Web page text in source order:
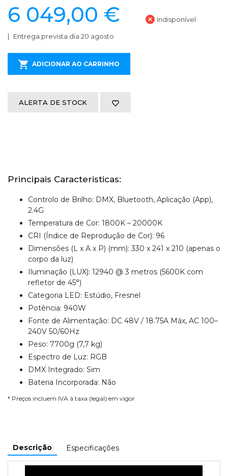
6 049,00 € Indisponível
Entrega prevista dia 20 agosto
ADICIONAR AO CARRINHO
ALERTA DE STOCK
Principais Caracteristicas:
Controlo de Brilho: DMX, Bluetooth, Aplicação (App),
2.4G
Temperatura de Cor: 1800K – 20000K
CRI (Índice de Reprodução de Cor): 96
Dimensões (L x A x P) (mm): 330 x 241 x 210 (apenas o
corpo da luz)
Iluminação (LUX): 12940 @ 3 metros (5600K com
refletor de 45°)
Categoria LED: Estúdio, Fresnel
Potência: 940W
Fonte de Alimentação: DC 48V / 18.75A Máx, AC 100–
240V 50/60Hz
Peso: 7700g (7,7 kg)
Espectro de Luz: RGB
DMX Integrado: Sim
Bateria Incorporada: Não
* Preços incluem IVA à taxa (legal) em vigor
Descrição Especificações